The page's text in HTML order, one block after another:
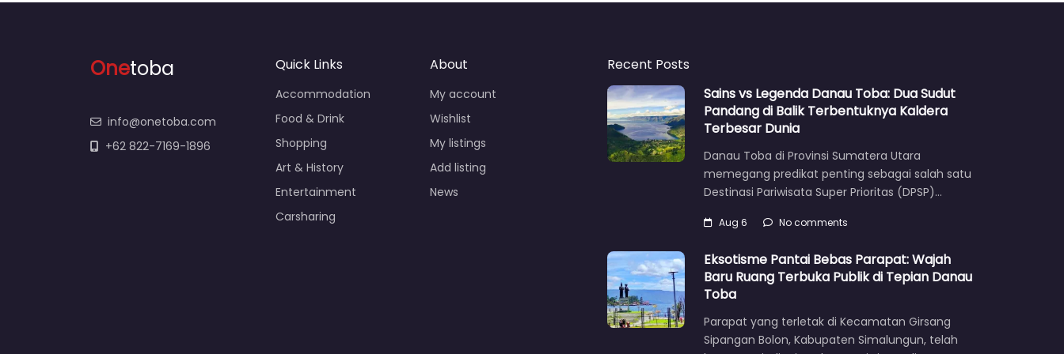
Onetoba
info@onetoba.com
+62 822-7169-1896
Quick Links
Accommodation
Food & Drink
Shopping
Art & History
Entertainment
Carsharing
About
My account
Wishlist
My listings
Add listing
News
Recent Posts
Sains vs Legenda Danau Toba: Dua Sudut
Pandang di Balik Terbentuknya Kaldera
Terbesar Dunia
Danau Toba di Provinsi Sumatera Utara
memegang predikat penting sebagai salah satu
Destinasi Pariwisata Super Prioritas (DPSP)…
Aug 6 No comments
Eksotisme Pantai Bebas Parapat: Wajah
Baru Ruang Terbuka Publik di Tepian Danau
Toba
Parapat yang terletak di Kecamatan Girsang
Sipangan Bolon, Kabupaten Simalungun, telah